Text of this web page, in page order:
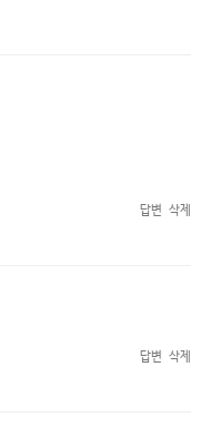
답변 삭제
답변 삭제